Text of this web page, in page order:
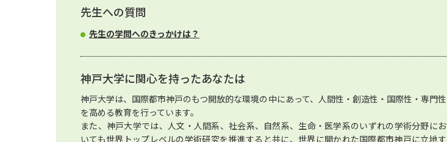
先生への質問
先生の学問へのきっかけは？
神戸大学に関心を持ったあなたは
神戸大学は、国際都市神戸のもつ開放的な環境の中にあって、人間性・創造性・国際性・専門性
を高める教育を行っています。
また、神戸大学では、人文・人間系、社会系、自然系、生命・医学系のいずれの学術分野にお
いても世界トップレベルの学術研究を推進すると共に、世界に開かれた国際都市神戸に立地す